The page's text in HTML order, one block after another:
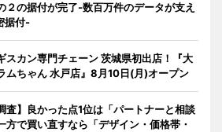
２の据付が完了-数百万件のデータが支え
据付-
スカン専門チェーン 茨城県初出店！『大
ムちゃん 水戸店』8月10日(月)オープン
査】良かった点1位は「パートナーと相談
方で買い直すなら「デザイン・価格帯・